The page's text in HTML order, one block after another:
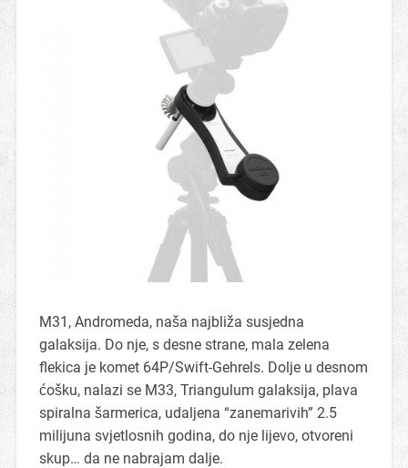
M31, Andromeda, naša najbliža susjedna
galaksija. Do nje, s desne strane, mala zelena
flekica je komet 64P/Swift-Gehrels. Dolje u desnom
ćošku, nalazi se M33, Triangulum galaksija, plava
spiralna šarmerica, udaljena “zanemarivih” 2.5
milijuna svjetlosnih godina, do nje lijevo, otvoreni
skup… da ne nabrajam dalje.